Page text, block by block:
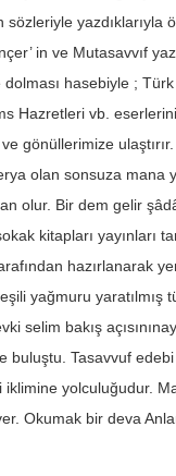
in ve Mutasavvıf
dolması hasebiyle ;
Hazretleri vb.
ve gönüllerimize
olan sonsuza mana
olur. Bir dem gelir
kitapları yayınları
tarafından
yağmuru
selim bakış
buluştu. Tasavvuf
iklimine yolculuğudur.
Okumak bir deva